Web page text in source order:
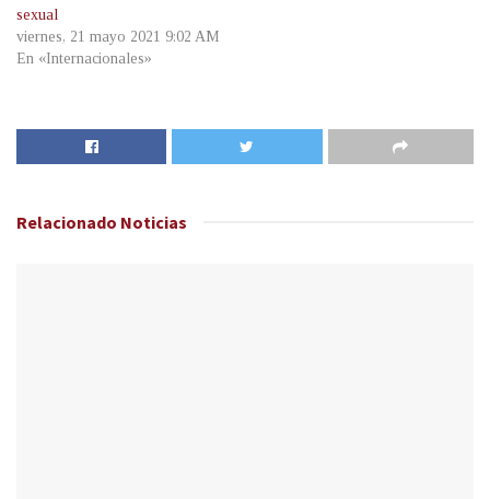
sexual
viernes, 21 mayo 2021 9:02 AM
En «Internacionales»
Relacionado Noticias